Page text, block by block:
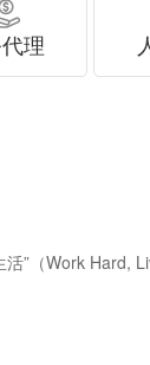
理
”（Work Hard,